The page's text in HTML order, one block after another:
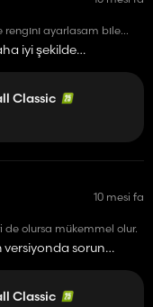
rengını ayarlasam bıle
tepe lambaları kayboluyor
hatayı kabını
iyi şekilde
Classic
10 mesi fa
de olursa mükemmel olur.
versiyonda sorun
Classic